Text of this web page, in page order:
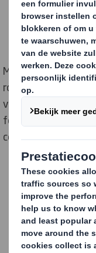
Met ons uitgebreide
robotstraten
voornamelijk
formaat
Ontdek
Tilburg